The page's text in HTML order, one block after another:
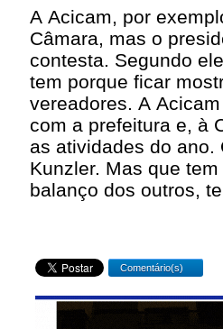
A Acicam, por
Câmara, mas o
contesta. Segundo
tem porque ficar
vereadores. A
com a prefeitura e, à
as atividades do
Kunzler. Mas que
balanço dos outros,
Comentário(s)